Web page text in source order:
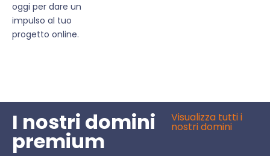
oggi per dare un
impulso al tuo
progetto online.
I nostri domini
premium
Visualizza tutti i
nostri domini